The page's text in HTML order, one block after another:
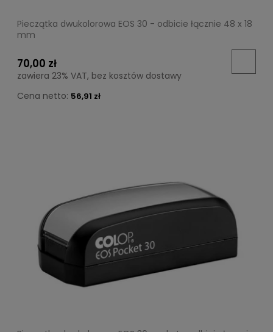
Pieczątka dwukolorowa EOS 30 - odbicie łącznie 48 x 18
mm
70,00 zł
zawiera 23% VAT, bez kosztów dostawy
Cena netto: 56,91 zł